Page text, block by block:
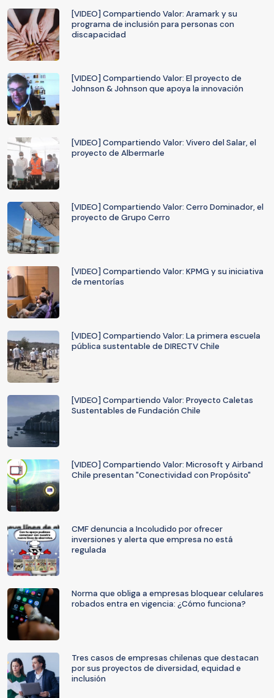
[VIDEO] Compartiendo Valor: Aramark y su
programa de inclusión para personas con
discapacidad
[VIDEO] Compartiendo Valor: El proyecto de
Johnson & Johnson que apoya la innovación
[VIDEO] Compartiendo Valor: Vivero del Salar, el
proyecto de Albermarle
[VIDEO] Compartiendo Valor: Cerro Dominador, el
proyecto de Grupo Cerro
[VIDEO] Compartiendo Valor: KPMG y su iniciativa
de mentorías
[VIDEO] Compartiendo Valor: La primera escuela
pública sustentable de DIRECTV Chile
[VIDEO] Compartiendo Valor: Proyecto Caletas
Sustentables de Fundación Chile
[VIDEO] Compartiendo Valor: Microsoft y Airband
Chile presentan "Conectividad con Propósito"
CMF denuncia a Incoludido por ofrecer
inversiones y alerta que empresa no está
regulada
Norma que obliga a empresas bloquear celulares
robados entra en vigencia: ¿Cómo funciona?
Tres casos de empresas chilenas que destacan
por sus proyectos de diversidad, equidad e
inclusión